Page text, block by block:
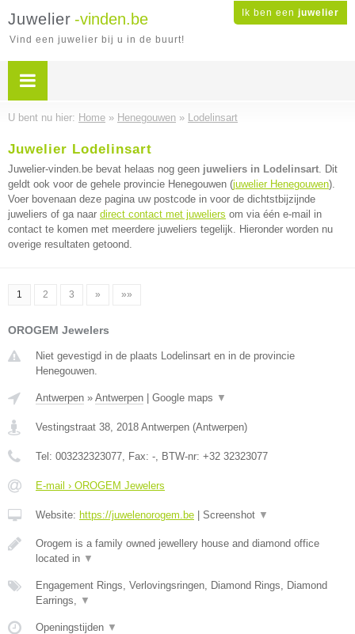
Ik ben een juwelier
Juwelier -vinden.be
Vind een juwelier bij u in de buurt!
U bent nu hier: Home » Henegouwen » Lodelinsart
Juwelier Lodelinsart
Juwelier-vinden.be bevat helaas nog geen juweliers in Lodelinsart. Dit
geldt ook voor de gehele provincie Henegouwen (juwelier Henegouwen).
Voer bovenaan deze pagina uw postcode in voor de dichtstbijzijnde
juweliers of ga naar direct contact met juweliers om via één e-mail in
contact te komen met meerdere juweliers tegelijk. Hieronder worden nu
overige resultaten getoond.
1 2 3 » »»
OROGEM Jewelers
Niet gevestigd in de plaats Lodelinsart en in de provincie
Henegouwen.
Antwerpen » Antwerpen Google maps ▼
Vestingstraat 38, 2018 Antwerpen (Antwerpen)
Tel: 003232323077, Fax: -, BTW-nr: +32 32323077
E-mail › OROGEM Jewelers
Website: https://juwelenorogem.be Screenshot ▼
Orogem is a family owned jewellery house and diamond office
located in ▼
Engagement Rings, Verlovingsringen, Diamond Rings, Diamond
Earrings, ▼
Openingstijden ▼